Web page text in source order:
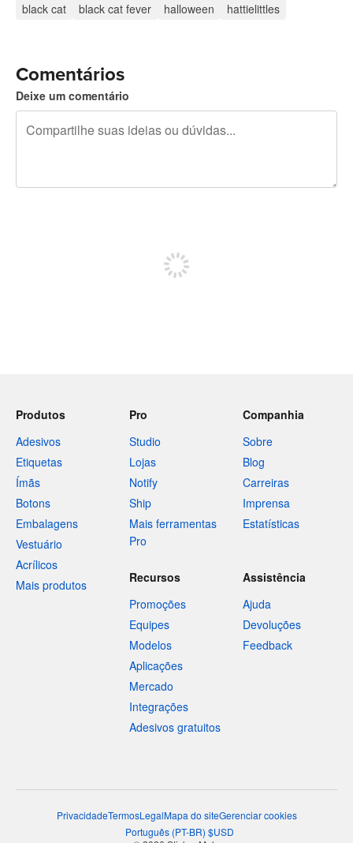
black cat black cat fever halloween hattielittles
Comentários
Deixe um comentário
Produtos
Adesivos
Etiquetas
Ímãs
Botons
Embalagens
Vestuário
Acrílicos
Mais produtos
Pro
Studio
Lojas
Notify
Ship
Mais ferramentas
Pro
Companhia
Sobre
Blog
Carreiras
Imprensa
Estatísticas
Recursos
Promoções
Equipes
Modelos
Aplicações
Mercado
Integrações
Adesivos gratuitos
Assistência
Ajuda
Devoluções
Feedback
PrivacidadeTermosLegalMapa do siteGerenciar cookies
Português (PT-BR) $USD